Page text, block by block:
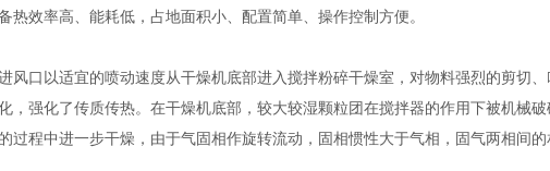
热效率高、能耗低，占地面积小、配置简单、操作控制方便。
口以适宜的喷动速度从干燥机底部进入搅拌粉碎干燥室，对物料强烈的剪切、
，强化了传质传热。在干燥机底部，较大较湿颗粒团在搅拌器的作用下被机械
过程中进一步干燥，由于气固相作旋转流动，固相惯性大于气相，固气两相间